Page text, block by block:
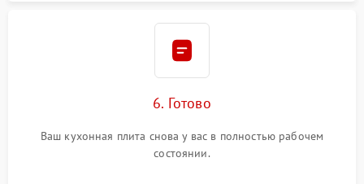
6. Готово
Ваш кухонная плита снова у вас в полностью рабочем
состоянии.